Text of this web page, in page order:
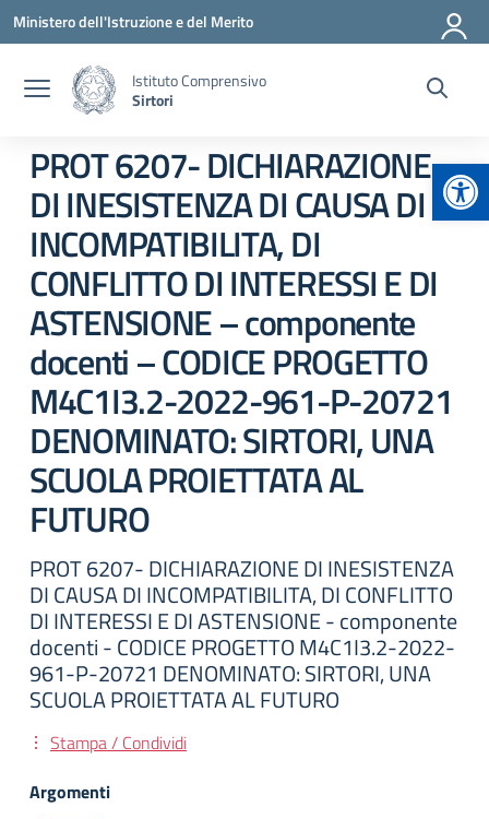
Vai ai contenuti
Vai al menu di navigazione
Vai al footer
Ministero dell'Istruzione e del Merito
Istituto Comprensivo
Sirtori
PROT 6207- DICHIARAZIONE
DI INESISTENZA DI CAUSA DI
INCOMPATIBILITA, DI
CONFLITTO DI INTERESSI E DI
ASTENSIONE – componente
docenti – CODICE PROGETTO
M4C1I3.2-2022-961-P-20721
DENOMINATO: SIRTORI, UNA
SCUOLA PROIETTATA AL
FUTURO
PROT 6207- DICHIARAZIONE DI INESISTENZA
DI CAUSA DI INCOMPATIBILITA, DI CONFLITTO
DI INTERESSI E DI ASTENSIONE - componente
docenti - CODICE PROGETTO M4C1I3.2-2022-
961-P-20721 DENOMINATO: SIRTORI, UNA
SCUOLA PROIETTATA AL FUTURO
Stampa / Condividi
Argomenti